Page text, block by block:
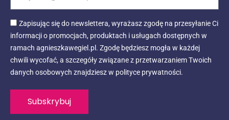
Zapisując się do newslettera, wyrażasz zgodę na przesyłanie Ci
informacji o promocjach, produktach i usługach dostępnych w
ramach agnieszkawegiel.pl. Zgodę będziesz mogła w każdej
chwili wycofać, a szczegóły związane z przetwarzaniem Twoich
danych osobowych znajdziesz w polityce prywatności.
Subskrybuj